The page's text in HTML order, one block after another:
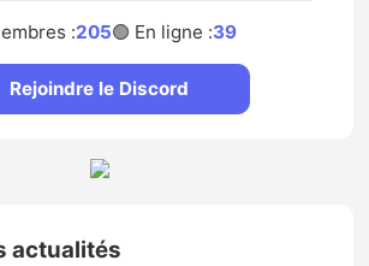
:205🟢 En ligne :39
Rejoindre le Discord
actualités